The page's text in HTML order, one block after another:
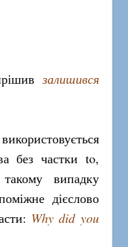
залишився
без частки to,
випадку
дієслово
Why did you